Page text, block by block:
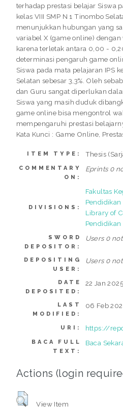
terhadap prestasi belajar Siswa
kelas VIII SMP N 1 Tinombo
menunjukkan hubungan yang
variabel X (game online)
karena terletak antara 0,00 -
determinasi pengaruh game
Siswa pada mata pelajaran IPS
Selatan sebesar 3,3%. Oleh
dan Guru sangat diperlukan
Siswa yang masih duduk
game online bisa mengontrol
mempengaruhi prestasi
Kata Kunci : Game Online,
ITEM TYPE: Thesis
COMMENTARY
ON:
Eprints 0
DIVISIONS:
Fakultas
Pendidikan
Library of
Pendidikan
SWORD
DEPOSITOR:
Users 0
DEPOSITING
USER:
Users 0
DATE
DEPOSITED:
22 Jan
LAST
MODIFIED:
06 Feb
URI: https://
BACA FULL
TEXT:
Baca
Actions (login
View Item